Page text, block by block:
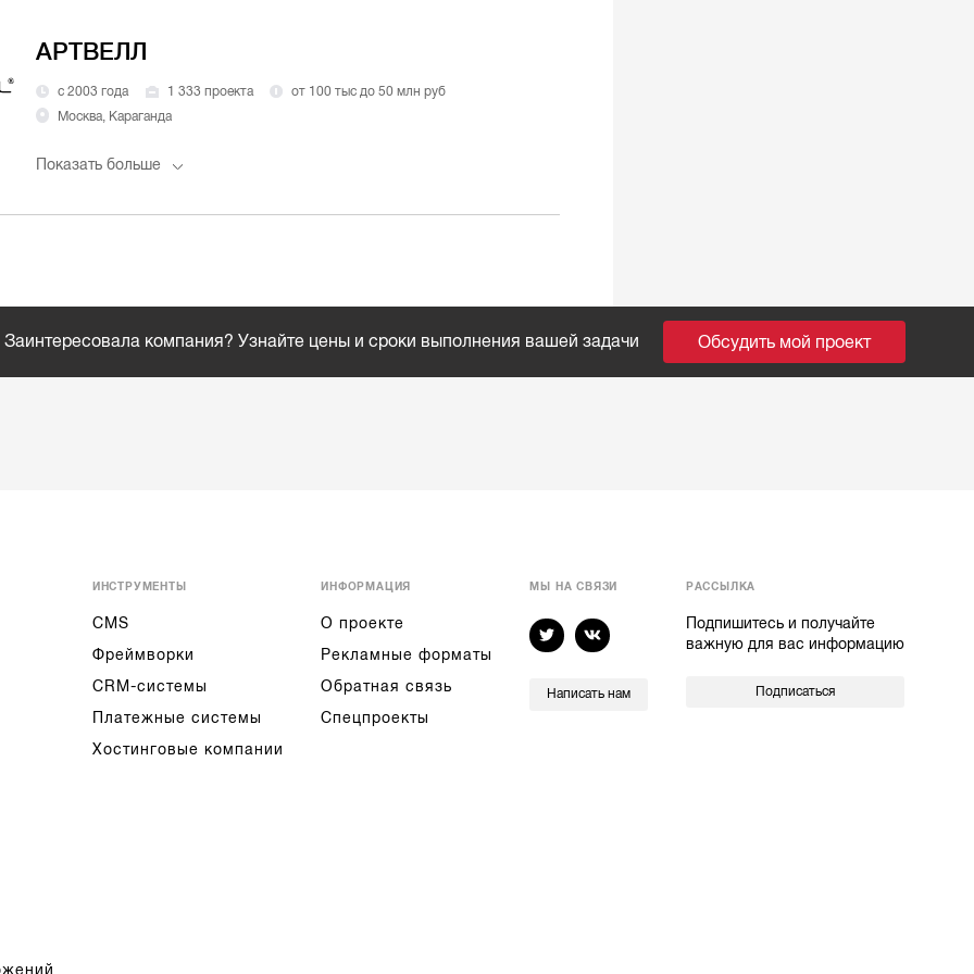
АРТВЕЛЛ
с 2003 года 1 333 проекта
от 100 тыс до 50 млн руб
Москва, Караганда
Показать больше
Заинтересовала компания? Узнайте цены и сроки выполнения вашей задачи Обсудить мой проект
ИНСТРУМЕНТЫ
CMS
Фреймворки
CRM-системы
Платежные системы
Хостинговые компании
ИНФОРМАЦИЯ
О проекте
Рекламные форматы
Обратная связь
Спецпроекты
МЫ НА СВЯЗИ
Написать нам
РАССЫЛКА
Подпишитесь и получайте
важную для вас информацию
Подписаться